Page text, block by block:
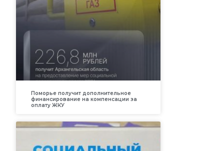
Поморье получит дополнительное
финансирование на компенсации за
оплату ЖКУ